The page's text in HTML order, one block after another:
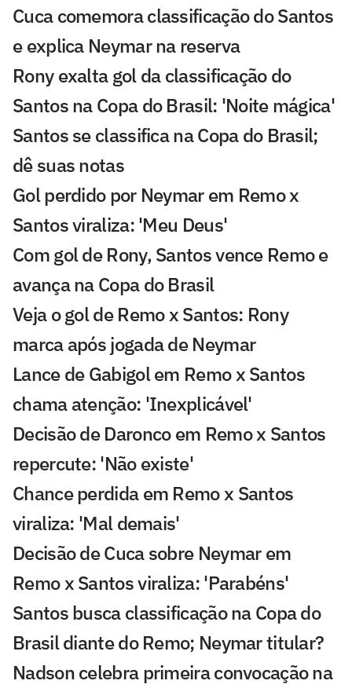
Cuca comemora classificação do Santos
e explica Neymar na reserva
Rony exalta gol da classificação do
Santos na Copa do Brasil: 'Noite mágica'
Santos se classifica na Copa do Brasil;
dê suas notas
Gol perdido por Neymar em Remo x
Santos viraliza: 'Meu Deus'
Com gol de Rony, Santos vence Remo e
avança na Copa do Brasil
Veja o gol de Remo x Santos: Rony
marca após jogada de Neymar
Lance de Gabigol em Remo x Santos
chama atenção: 'Inexplicável'
Decisão de Daronco em Remo x Santos
repercute: 'Não existe'
Chance perdida em Remo x Santos
viraliza: 'Mal demais'
Decisão de Cuca sobre Neymar em
Remo x Santos viraliza: 'Parabéns'
Santos busca classificação na Copa do
Brasil diante do Remo; Neymar titular?
Nadson celebra primeira convocação na